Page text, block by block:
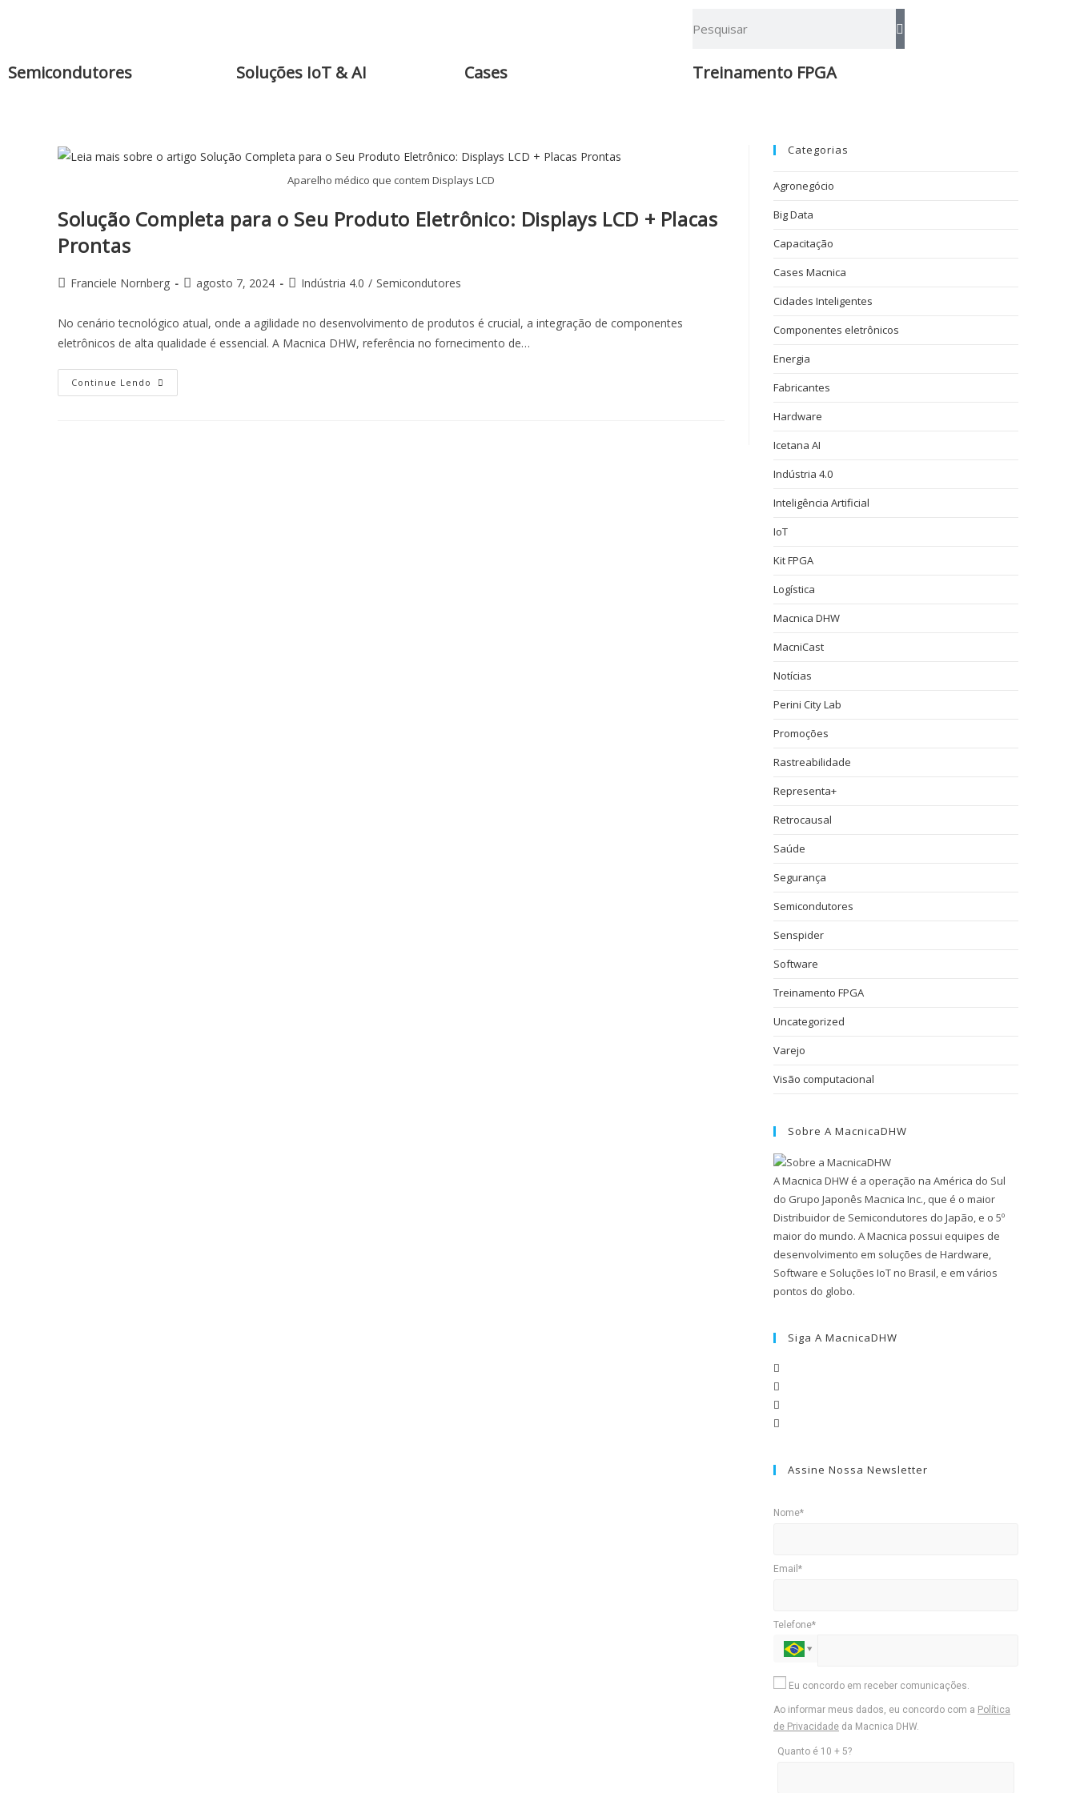
Semicondutores Soluções IoT & AI Cases Treinamento FPGA​
Aparelho médico que contem Displays LCD
Solução Completa para o Seu Produto Eletrônico: Displays LCD + Placas
Prontas
Franciele Nornberg agosto 7, 2024 Indústria 4.0 / Semicondutores
No cenário tecnológico atual, onde a agilidade no desenvolvimento de produtos é crucial, a integração de componentes
eletrônicos de alta qualidade é essencial. A Macnica DHW, referência no fornecimento de…
Continue Lendo
Categorias
Agronegócio
Big Data
Capacitação
Cases Macnica
Cidades Inteligentes
Componentes eletrônicos
Energia
Fabricantes
Hardware
Icetana AI
Indústria 4.0
Inteligência Artificial
IoT
Kit FPGA
Logística
Macnica DHW
MacniCast
Notícias
Perini City Lab
Promoções
Rastreabilidade
Representa+
Retrocausal
Saúde
Segurança
Semicondutores
Senspider
Software
Treinamento FPGA
Uncategorized
Varejo
Visão computacional
Sobre A MacnicaDHW
A Macnica DHW é a operação na América do Sul
do Grupo Japonês Macnica Inc., que é o maior
Distribuidor de Semicondutores do Japão, e o 5º
maior do mundo. A Macnica possui equipes de
desenvolvimento em soluções de Hardware,
Software e Soluções IoT no Brasil, e em vários
pontos do globo.
Siga A MacnicaDHW
Assine Nossa Newsletter
Nome*
Email*
Telefone*
Eu concordo em receber comunicações.
Ao informar meus dados, eu concordo com a Política
de Privacidade da Macnica DHW.
Quanto é 10 + 5?